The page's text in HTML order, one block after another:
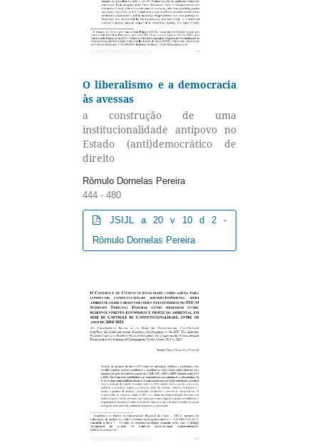
O liberalismo e a democracia
às avessas
a construção de uma
institucionalidade antipovo no
Estado (anti)democrático de
direito
Rômulo Dornelas Pereira
444 - 480
JSIJL a 20 v 10 d 2 -
Rômulo Dornelas Pereira